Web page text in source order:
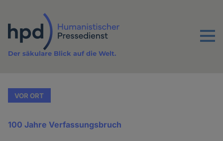
Inhalt
Menu
Der säkulare Blick auf die Welt.
VOR ORT
100 Jahre Verfassungsbruch